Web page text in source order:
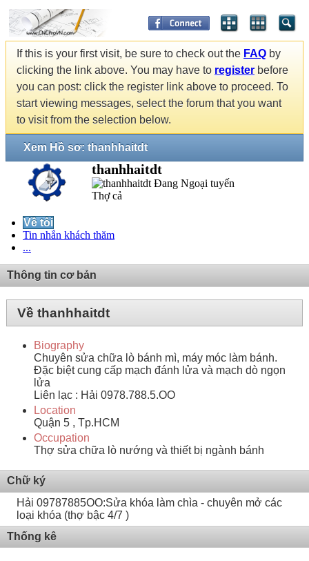
If this is your first visit, be sure to check out the FAQ by
clicking the link above. You may have to register before
you can post: click the register link above to proceed. To
start viewing messages, select the forum that you want
to visit from the selection below.
Xem Hồ sơ: thanhhaitdt
thanhhaitdt
Thợ cả
Về tôi
Tin nhắn khách thăm
...
Thông tin cơ bản
Về thanhhaitdt
Biography
Chuyên sửa chữa lò bánh mì, máy móc làm bánh.
Đặc biệt cung cấp mạch đánh lửa và mạch dò ngọn
lửa
Liên lạc : Hải 0978.788.5.OO
Location
Quận 5 , Tp.HCM
Occupation
Thợ sửa chữa lò nướng và thiết bị ngành bánh
Chữ ký
Hải 09787885OO:Sửa khóa làm chìa - chuyên mở các
loại khóa (thợ bậc 4/7 )
Thống kê